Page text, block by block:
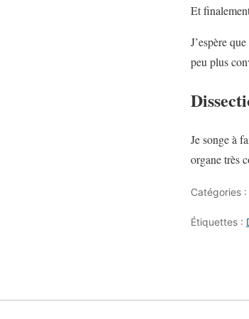
Et
J’espère
peu plus
Je songe à
organe très
Catégories :
Étiquettes :